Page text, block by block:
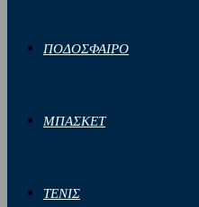
ΠΟΔΟΣΦΑΙΡΟ
ΜΠΑΣΚΕΤ
ΤΕΝΙΣ